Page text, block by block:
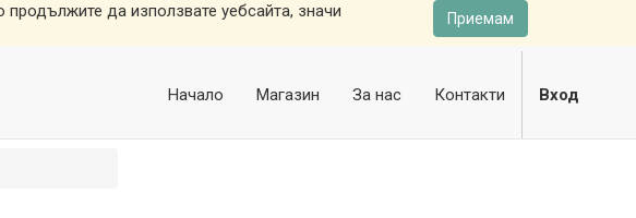
продължите да използвате уебсайта, значи
Приемам
Начало Магазин За нас Контакти Вход